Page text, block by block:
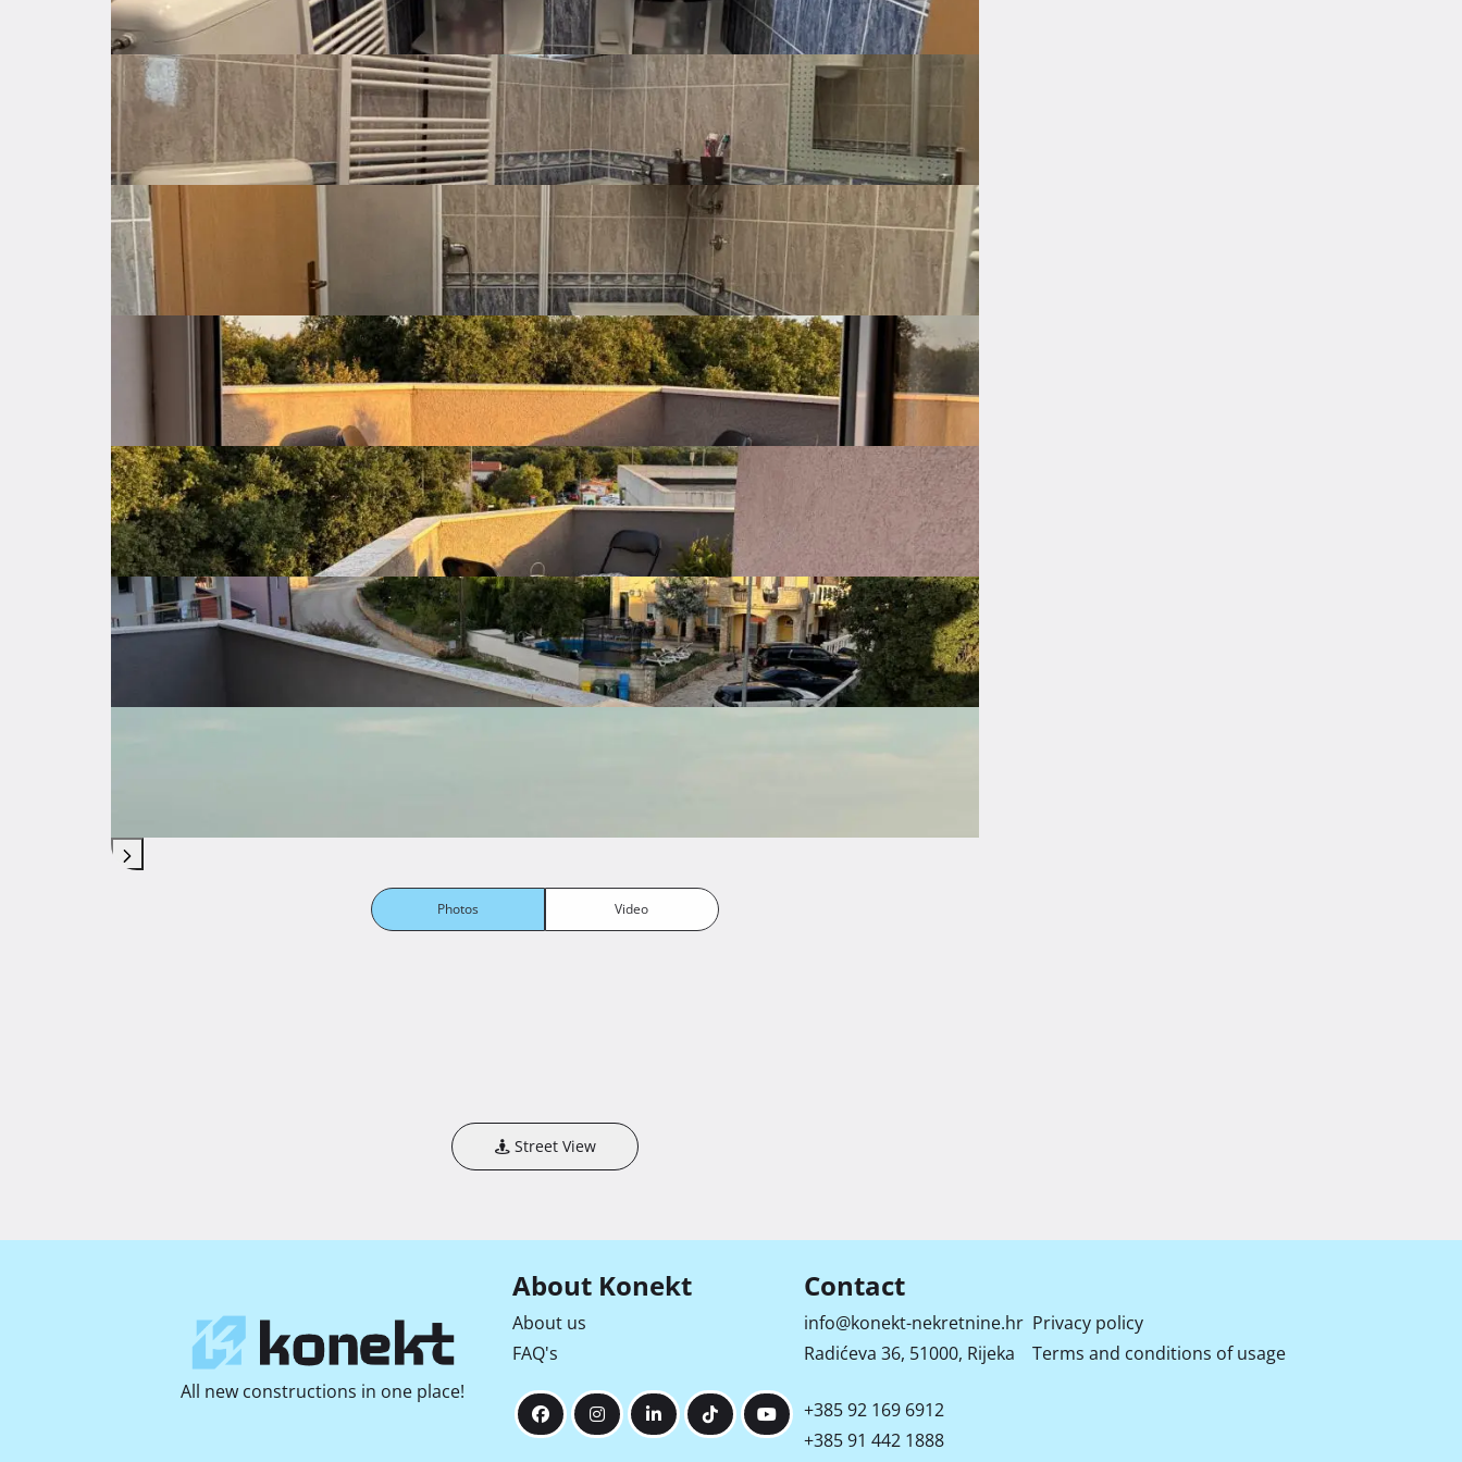
Photos Video
Zgrada i okolina:
- Mirna zgrada s demit fasadom - održiva i estetska
- Široko prostrano stubište - komfor pristupa
- Zajednička ostava za bicikle
- Siguran parking zatvoren rampom
Lokacija:
Ližnjan je šarmantno istarsko mjesto blizu Pule i prekrasnih plaža. Savršeno za obiteljski život ili investiciju
u turistički najam.
USELJIVO ODMAH!
Ovaj stan spaja praktičnost, komfor i lokaciju. Kontaktirajte nas za pregled!
Direktno od vlasnika, bez agencijskih provizija.
Orientation
South, East
Heating
Central
Electricity
Air condition
Parking Private parking
Storage Innter staircase Balcony
Property amenities
Location
Street View
All new constructions in one place!
About Konekt
About us
FAQ's
Contact
info@konekt-nekretnine.hr
Radićeva 36, 51000, Rijeka
+385 92 169 6912
+385 91 442 1888
Privacy policy
Terms and conditions of usage